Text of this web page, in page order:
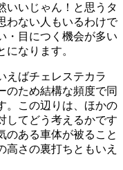
いいじゃん！と思うタ
わない人もいるわけで
・目につく機会が多い
なります。
えばチェレステカラ
のため結構な頻度で同
。この辺りは、ほかの
してどう考えるかです
のある車体が被ること
高さの裏打ちともいえ